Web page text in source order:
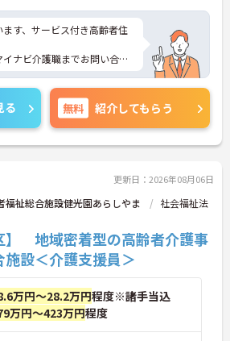
す、サービス付き高齢者住
ナビ介護職までお問い合わ
る 無料 紹介してもらう
更新日：2026年08月06日
福祉総合施設健光園あらしやま
社会福祉法
】 地域密着型の高齢者介護事
設＜介護支援員＞
万円～28.2万円程度※諸手当込
万円～423万円程度